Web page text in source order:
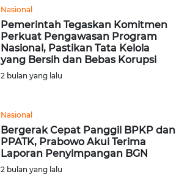
Nasional
Pemerintah Tegaskan Komitmen
Perkuat Pengawasan Program
Nasional, Pastikan Tata Kelola
yang Bersih dan Bebas Korupsi
2 bulan yang lalu
Nasional
Bergerak Cepat Panggil BPKP dan
PPATK, Prabowo Akui Terima
Laporan Penyimpangan BGN
2 bulan yang lalu